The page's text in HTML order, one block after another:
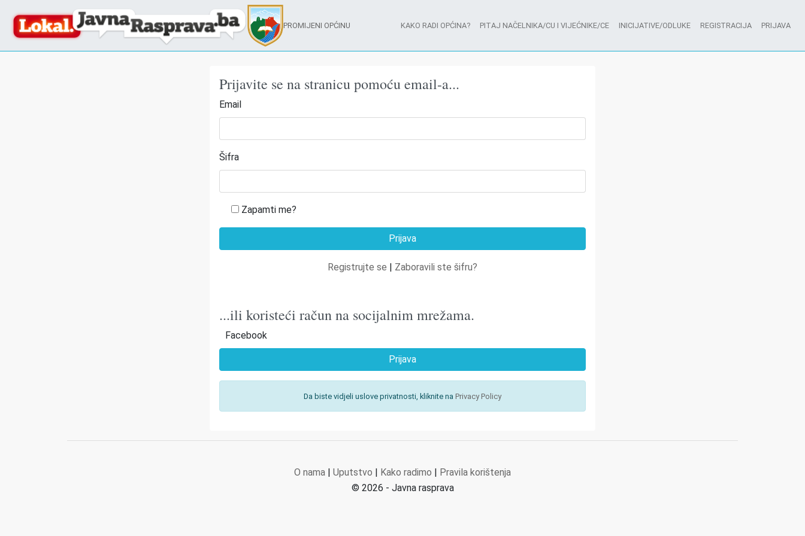
PROMIJENI OPĆINU KAKO RADI OPĆINA? PITAJ NAČELNIKA/CU I VIJEĆNIKE/CE INICIJATIVE/ODLUKE REGISTRACIJA PRIJAVA
Prijavite se na stranicu pomoću email-a...
Email
Šifra
Zapamti me?
Registrujte se | Zaboravili ste šifru?
...ili koristeći račun na socijalnim mrežama.
Facebook
Prijava
Da biste vidjeli uslove privatnosti, kliknite na Privacy Policy
O nama | Uputstvo | Kako radimo | Pravila korištenja
© 2026 - Javna rasprava